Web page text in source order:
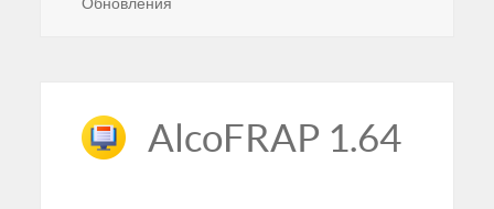
Обновления
AlcoFRAP 1.64